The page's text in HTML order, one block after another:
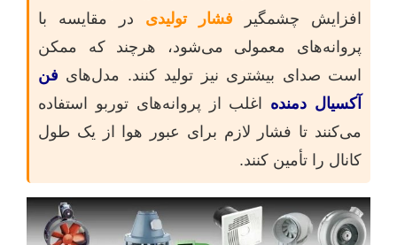
افزایش چشمگیر فشار تولیدی در مقایسه با
پروانه‌های معمولی می‌شود، هرچند که ممکن
است صدای بیشتری نیز تولید کنند. مدل‌های فن
آکسیال دمنده اغلب از پروانه‌های توربو استفاده
می‌کنند تا فشار لازم برای عبور هوا از یک طول
کانال را تأمین کنند.